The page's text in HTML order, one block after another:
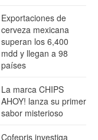
Exportaciones de
cerveza mexicana
superan los 6,400
mdd y llegan a 98
países
La marca CHIPS
AHOY! lanza su primer
sabor misterioso
Cofepris investiga